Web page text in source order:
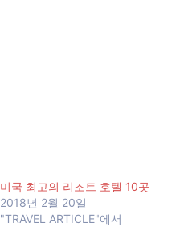
미국 최고의 리조트 호텔 10곳
2018년 2월 20일
"TRAVEL ARTICLE"에서